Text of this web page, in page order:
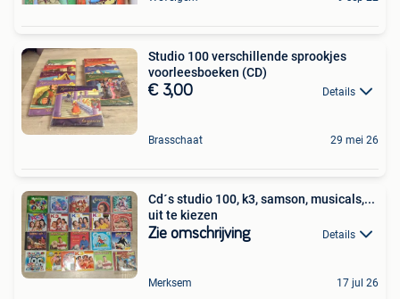
Studio 100 verschillende sprookjes
voorleesboeken (CD)
€ 3,00 Details
Brasschaat 29 mei 26
Cd´s studio 100, k3, samson, musicals,...
uit te kiezen
Zie omschrijving Details
Merksem 17 jul 26